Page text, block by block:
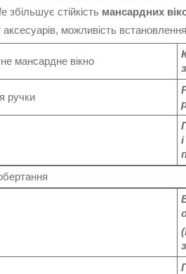
збільшує стійкість мансардних
можливість